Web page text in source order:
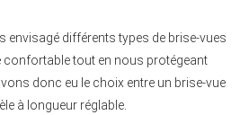
envisagé différents types de brise-vues
confortable tout en nous protégeant
donc eu le choix entre un brise-vue
à longueur réglable.